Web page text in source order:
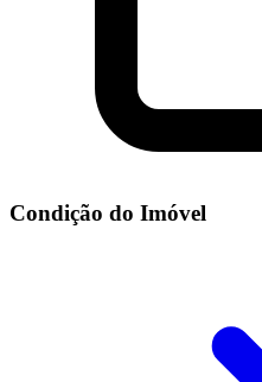
Condição do Imóvel